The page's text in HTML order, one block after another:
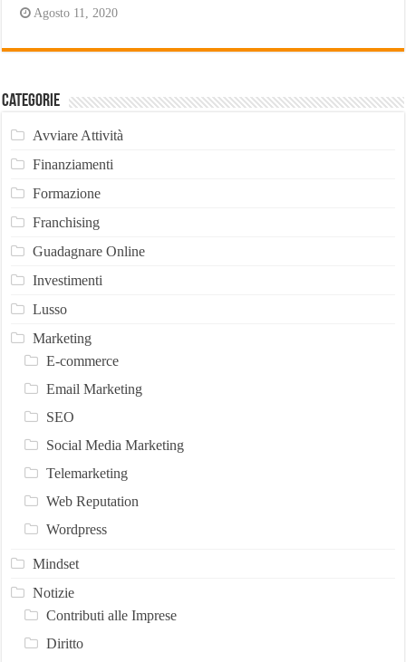
Agosto 11, 2020
Categorie
Avviare Attività
Finanziamenti
Formazione
Franchising
Guadagnare Online
Investimenti
Lusso
Marketing
E-commerce
Email Marketing
SEO
Social Media Marketing
Telemarketing
Web Reputation
Wordpress
Mindset
Notizie
Contributi alle Imprese
Diritto